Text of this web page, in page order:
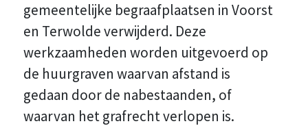
gemeentelijke begraafplaatsen in Voorst
en Terwolde verwijderd. Deze
werkzaamheden worden uitgevoerd op
de huurgraven waarvan afstand is
gedaan door de nabestaanden, of
waarvan het grafrecht verlopen is.